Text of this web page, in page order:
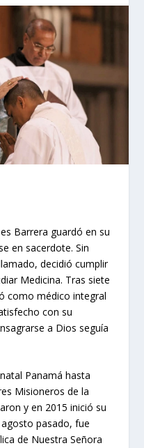
Barrera guardó en su
en sacerdote. Sin
decidió cumplir
Medicina. Tras siete
como médico integral
con su
a Dios seguía
Panamá hasta
Misioneros de la
y en 2015 inició su
pasado, fue
de Nuestra Señora